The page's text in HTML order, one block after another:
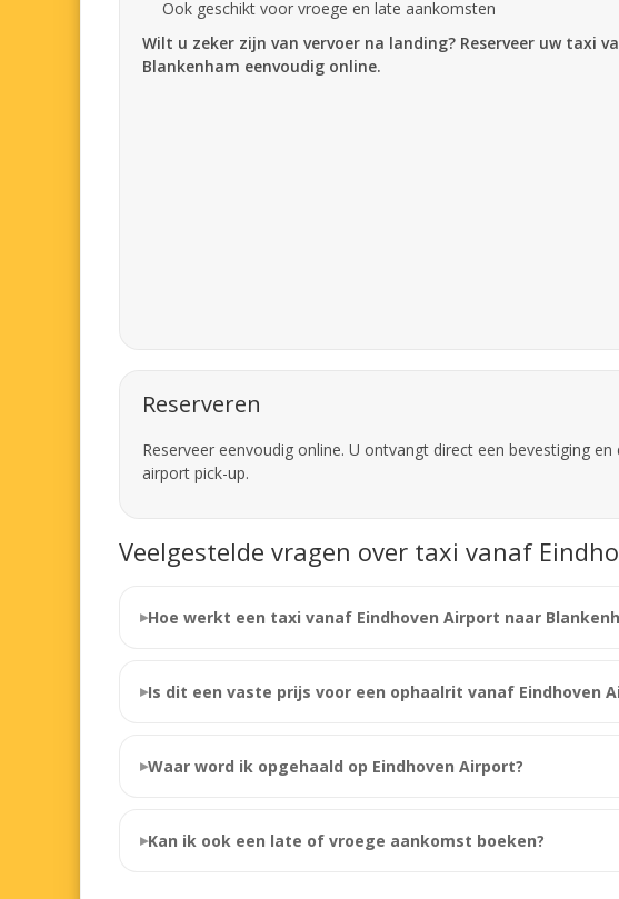
Ook geschikt voor vroege en late aankomsten
Wilt u zeker zijn van vervoer na landing? Reserveer uw taxi
Blankenham eenvoudig online.
Reserveren
Reserveer eenvoudig online. U ontvangt direct een bevestiging
airport pick-up.
Veelgestelde vragen over taxi vanaf
Hoe werkt een taxi vanaf Eindhoven Airport naar
Is dit een vaste prijs voor een ophaalrit vanaf Eindhoven
Waar word ik opgehaald op Eindhoven Airport?
Kan ik ook een late of vroege aankomst boeken?